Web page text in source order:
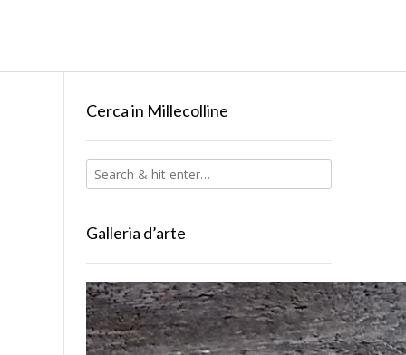
Cerca in Millecolline
Galleria d’arte